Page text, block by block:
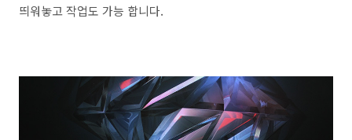
띄워놓고 작업도 가능 합니다.